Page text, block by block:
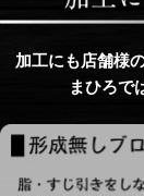
加工にも店舗様
まひろで